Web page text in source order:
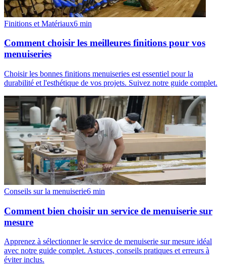
Finitions et Matériaux6 min
Comment choisir les meilleures finitions pour vos
menuiseries
Choisir les bonnes finitions menuiseries est essentiel pour la
durabilité et l'esthétique de vos projets. Suivez notre guide complet.
Conseils sur la menuiserie6 min
Comment bien choisir un service de menuiserie sur
mesure
Apprenez à sélectionner le service de menuiserie sur mesure idéal
avec notre guide complet. Astuces, conseils pratiques et erreurs à
éviter inclus.